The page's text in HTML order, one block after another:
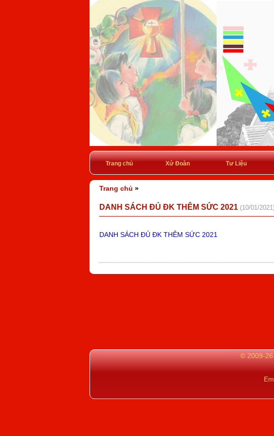
Trang chủ Xứ Đoàn Tư Liệu
Trang chủ »
DANH SÁCH ĐỦ ĐK THÊM SỨC 2021 (10/01/
DANH SÁCH ĐỦ ĐK THÊM SỨC 2021
© 2009-26